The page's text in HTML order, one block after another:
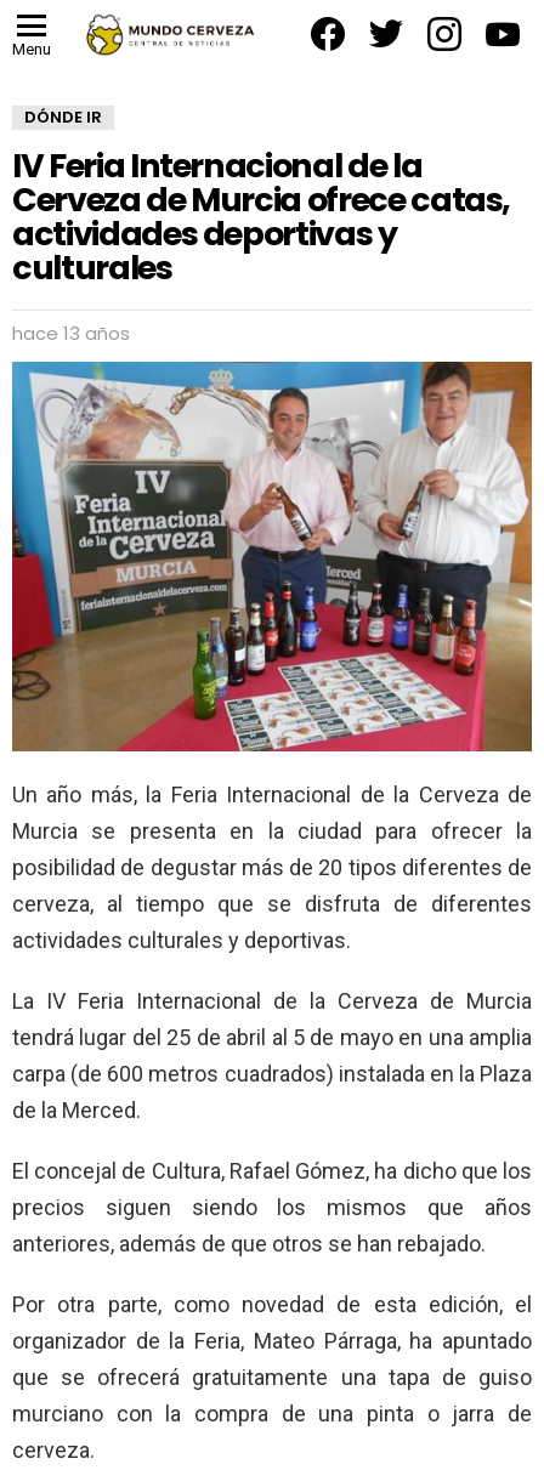
Menu
DÓNDE IR
IV Feria Internacional de la
Cerveza de Murcia ofrece catas,
actividades deportivas y
culturales
hace 13 años
Un año más, la Feria Internacional de la Cerveza de
Murcia se presenta en la ciudad para ofrecer la
posibilidad de degustar más de 20 tipos diferentes de
cerveza, al tiempo que se disfruta de diferentes
actividades culturales y deportivas.
La IV Feria Internacional de la Cerveza de Murcia
tendrá lugar del 25 de abril al 5 de mayo en una amplia
carpa (de 600 metros cuadrados) instalada en la Plaza
de la Merced.
El concejal de Cultura, Rafael Gómez, ha dicho que los
precios siguen siendo los mismos que años
anteriores, además de que otros se han rebajado.
Por otra parte, como novedad de esta edición, el
organizador de la Feria, Mateo Párraga, ha apuntado
que se ofrecerá gratuitamente una tapa de guiso
murciano con la compra de una pinta o jarra de
cerveza.